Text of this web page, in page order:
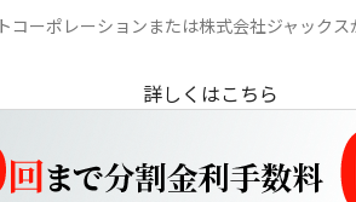
ーポレーションまたは株式会社ジャック
詳しくはこちら